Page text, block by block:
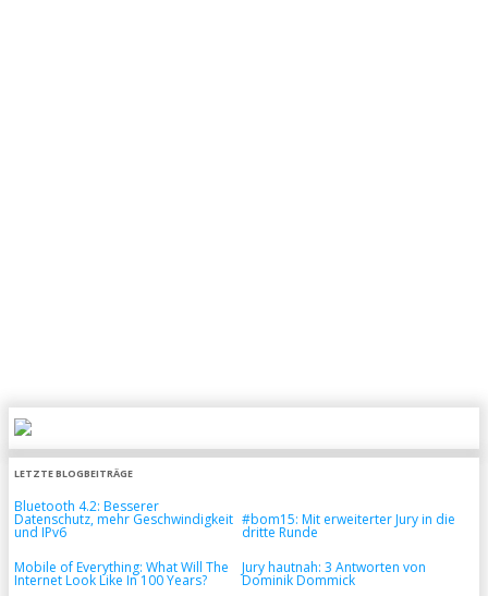
LETZTE BLOGBEITRÄGE
Bluetooth 4.2: Besserer
Datenschutz, mehr Geschwindigkeit
und IPv6
#bom15: Mit erweiterter Jury in die
dritte Runde
Mobile of Everything: What Will The
Internet Look Like In 100 Years?
Jury hautnah: 3 Antworten von
Dominik Dommick